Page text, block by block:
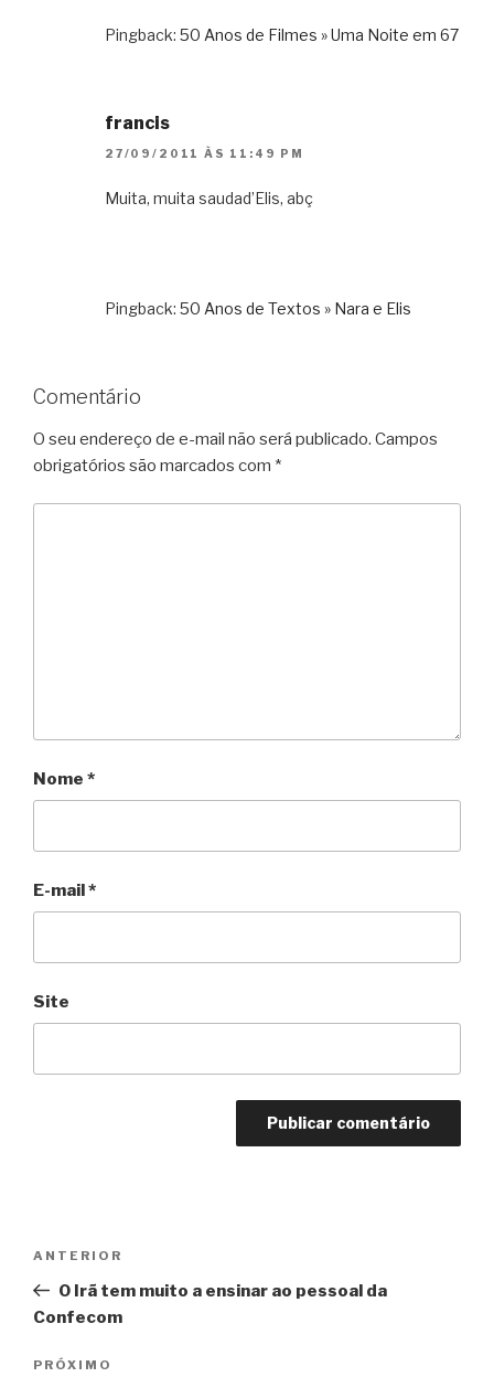
Pingback: 50 Anos de Filmes » Uma Noite em 67
francis
27/09/2011 ÀS 11:49 PM
Muita, muita saudad’Elis, abç
Pingback: 50 Anos de Textos » Nara e Elis
Comentário
O seu endereço de e-mail não será publicado. Campos
obrigatórios são marcados com *
Nome *
E-mail*
Site
Post
Anterior
ANTERIOR
O Irã tem muito a ensinar ao pessoal da
Confecom
Próximo
PRÓXIMO